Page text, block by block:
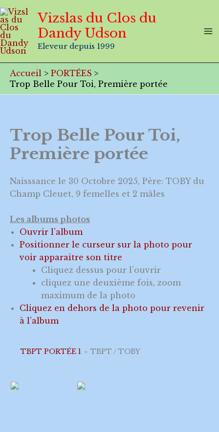
Aller
au
contenu
Vizslas du Clos du
Dandy Udson
Eleveur depuis 1999
Accueil
PORTÉES
Trop Belle Pour Toi, Première portée
Trop Belle Pour Toi,
Première portée
Naisssance le 30 Octobre 2025, Père: TOBY du
Champ Cleuet, 9 femelles et 2 mâles
Les albums photos
Ouvrir l’album
Positionner le curseur sur la photo pour
voir apparaitre son titre
Cliquez dessus pour l’ouvrir
cliquez une deuxième fois, zoom
maximum de la photo
Cliquez en dehors de la photo pour revenir
à l’album
TBPT PORTÉE 1 » TBPT / TOBY